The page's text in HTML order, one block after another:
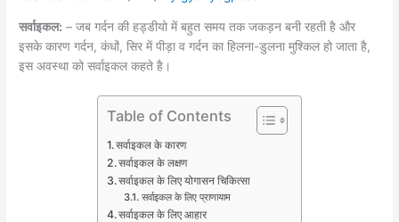
सर्वाइकल: – जब गर्दन की हड्डीयो में बहुत समय तक जकड़न बनी रहती है और
इसके कारण गर्दन, कंधों, सिर में पीड़ा व गर्दन का हिलना-डुलना मुश्किल हो जाता है,
इस अवस्था को सर्वाइकल कहते है।
Table of Contents
सर्वाइकल के कारण
सर्वाइकल के लक्षण
सर्वाइकल के लिए योगासन चिकित्सा
सर्वाइकल के लिए प्राणायाम
सर्वाइकल के लिए आहार